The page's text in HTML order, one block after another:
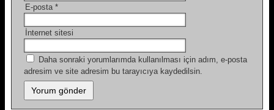
E-posta *
İnternet sitesi
Daha sonraki yorumlarımda kullanılması için adım, e-posta
adresim ve site adresim bu tarayıcıya kaydedilsin.